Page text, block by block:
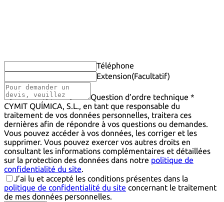
Téléphone
Extension(Facultatif)
Question d’ordre technique *
CYMIT QUÍMICA, S.L., en tant que responsable du
traitement de vos données personnelles, traitera ces
dernières afin de répondre à vos questions ou demandes.
Vous pouvez accéder à vos données, les corriger et les
supprimer. Vous pouvez exercer vos autres droits en
consultant les informations complémentaires et détaillées
sur la protection des données dans notre politique de
confidentialité du site.
J’ai lu et accepté les conditions présentes dans la
politique de confidentialité du site concernant le traitement
de mes données personnelles.